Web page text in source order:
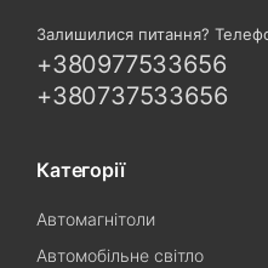
Залишилися питання?
+380977533656
+380737533656
Категорії
Автомагнітоли
Автомобільне світло